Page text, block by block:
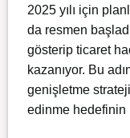
2025 yılı için
da resmen
gösterip ticaret
kazanıyor. Bu
genişletme
edinme hedefinin